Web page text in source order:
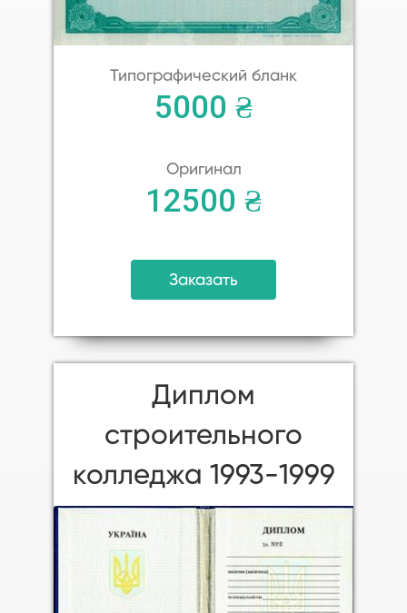
Типографический бланк
5000 ₴
Оригинал
12500 ₴
Заказать
Диплом
строительного
колледжа 1993-1999